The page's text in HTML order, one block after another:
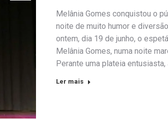
Melânia Gomes conquistou o
noite de muito humor e
ontem, dia 19 de junho, o
Melânia Gomes, numa noite
Perante uma plateia
Ler mais